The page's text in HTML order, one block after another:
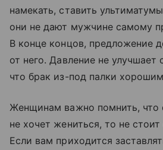
намекать, ставить
они не дают мужчине самому
В конце концов, предложение
от него. Давление не улучшает
что брак из-под палки
Женщинам важно помнить, что
не хочет жениться, то не стоит
Если вам приходится